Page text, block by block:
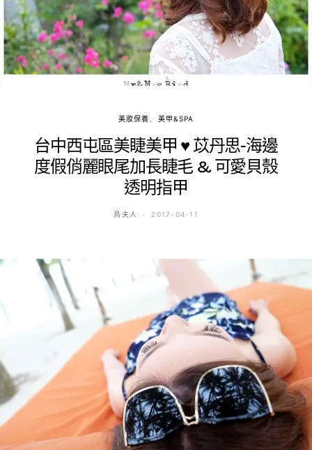
美妝保養 美甲&SPA
台中西屯區美睫美甲 ♥ 苡丹思-海邊
度假俏麗眼尾加長睫毛 & 可愛貝殼
透明指甲
鳥夫人 2017-04-11